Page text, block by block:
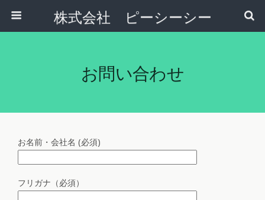
株式会社 ピーシーシー
お問い合わせ
お名前・会社名 (必須)
フリガナ（必須）